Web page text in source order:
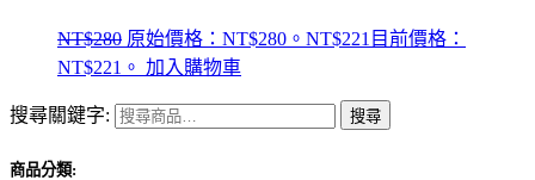
NT$280 原始價格：NT$280。 NT$221 目前價格：
NT$221。 加入購物車
搜尋關鍵字: 搜尋
商品分類: